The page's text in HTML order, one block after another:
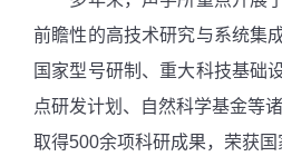
前瞻性的高技术研究与系统集
国家型号研制、重大科技基础
点研发计划、自然科学基金等
取得500余项科研成果，荣获